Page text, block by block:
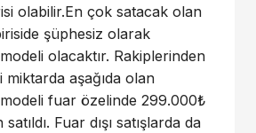
olabilir.En çok satacak olan
şüphesiz olarak
olacaktır. Rakiplerinden
aşağıda olan
fuar özelinde 299.000₺
Fuar dışı satışlarda da